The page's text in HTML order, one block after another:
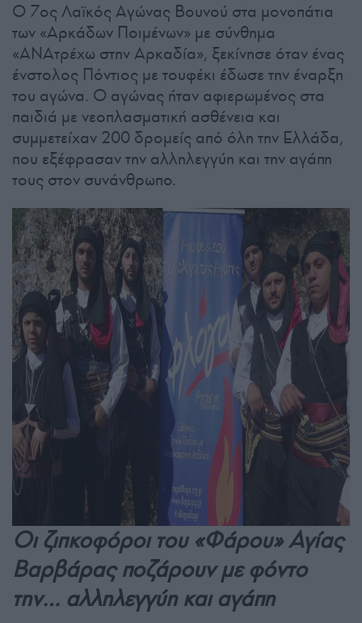
Ο 7ος Λαϊκός Αγώνας Βουνού στα μονοπάτια
των «Αρκάδων Ποιμένων» με σύνθημα
«ΑΝΑτρέχω στην Αρκαδία», ξεκίνησε όταν ένας
ένστολος Πόντιος με τουφέκι έδωσε την έναρξη
του αγώνα. Ο αγώνας ήταν αφιερωμένος στα
παιδιά με νεοπλασματική ασθένεια και
συμμετείχαν 200 δρομείς από όλη την Ελλάδα,
που εξέφρασαν την αλληλεγγύη και την αγάπη
τους στον συνάνθρωπο.
Οι ζιπκοφόροι του «Φάρου» Αγίας
Βαρβάρας ποζάρουν με φόντο
την… αλληλεγγύη και αγάπη